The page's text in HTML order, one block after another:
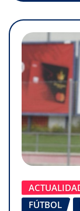
FÚTBOL